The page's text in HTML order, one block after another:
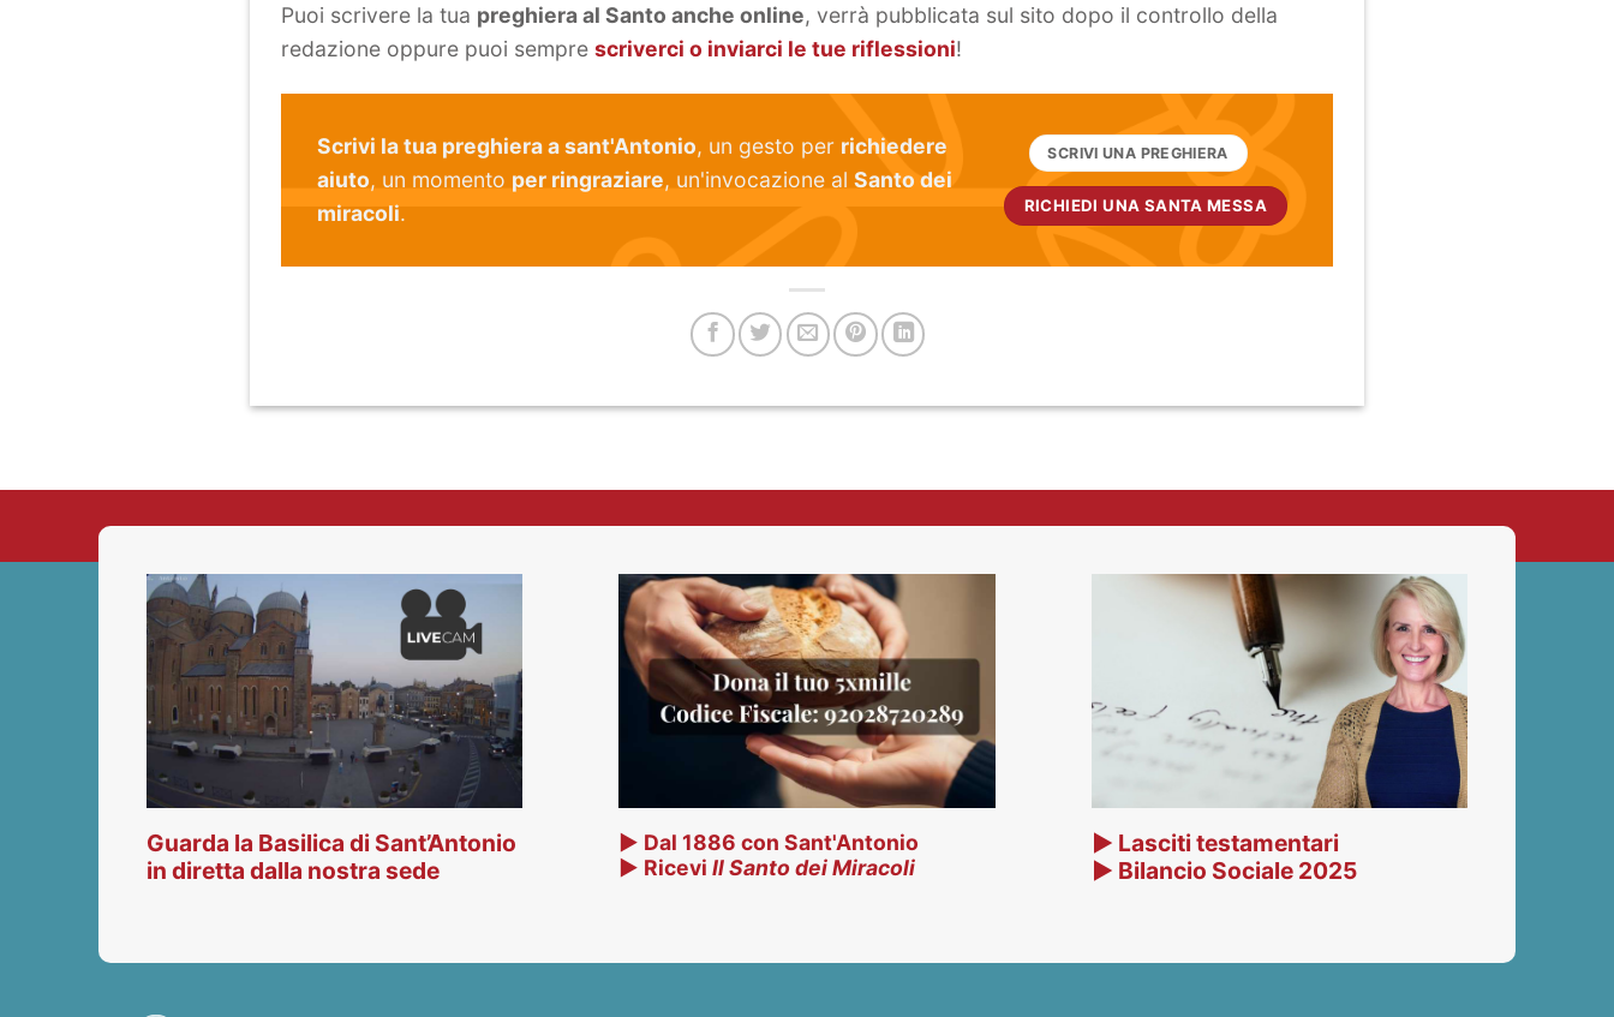
Puoi scrivere la tua preghiera al Santo anche online, verrà pubblicata sul sito dopo il controllo della
redazione oppure puoi semprescriverci o inviarci le tue riflessioni!
Scrivi la tua preghiera a sant'Antonio, un gesto per richiedere
aiuto, un momento per ringraziare, un'invocazione alSanto dei
miracoli.
SCRIVI UNA PREGHIERA
RICHIEDI UNA SANTA MESSA
Guarda la Basilica di Sant’Antonio
in diretta dalla nostra sede
▶ Dal 1886 con Sant'Antonio
▶ RiceviIl Santo dei Miracoli
▶ Lasciti testamentari
▶ Bilancio Sociale 2025